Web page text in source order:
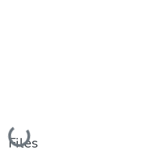
Loading...
Files